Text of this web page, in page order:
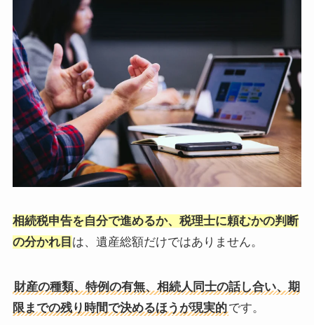
相続税申告を自分で進めるか、税理士に頼むかの判断
の分かれ目 は、遺産総額だけではありません。
財産の種類、特例の有無、相続人同士の話し合い、期
限までの残り時間で決めるほうが現実的です。